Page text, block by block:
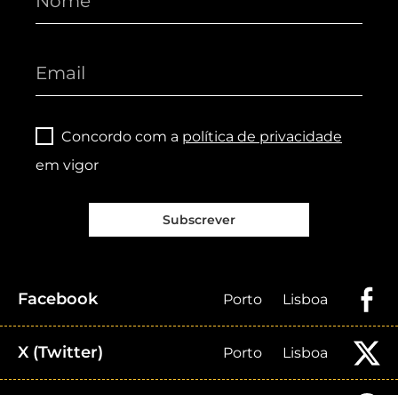
Concordo com a política de privacidade
em vigor
Subscrever
Facebook Porto Lisboa
X (Twitter) Porto Lisboa